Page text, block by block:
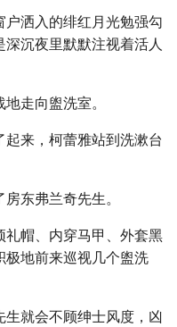
洒入的绯红月光勉强勾
沉夜里默默注视着活人
走向盥洗室。
来，柯蕾雅站到洗漱台
东弗兰奇先生。
礼帽、内穿马甲、外套黑
极地前来巡视几个盥洗
就会不顾绅士风度，凶